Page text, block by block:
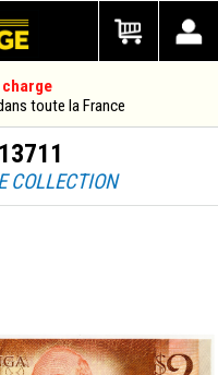
toute la France
COLLECTION